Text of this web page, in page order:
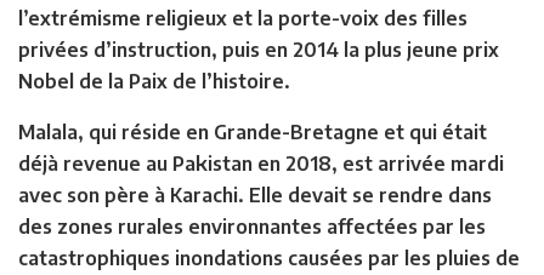
l’extrémisme religieux et la porte-voix des filles
privées d’instruction, puis en 2014 la plus jeune prix
Nobel de la Paix de l’histoire.
Malala, qui réside en Grande-Bretagne et qui était
déjà revenue au Pakistan en 2018, est arrivée mardi
avec son père à Karachi. Elle devait se rendre dans
des zones rurales environnantes affectées par les
catastrophiques inondations causées par les pluies de